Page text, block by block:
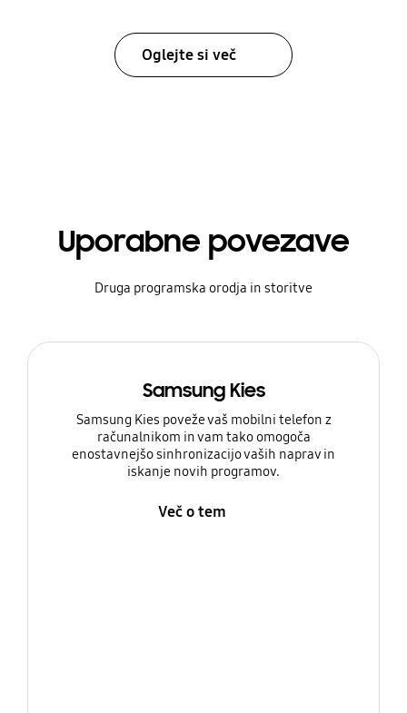
Oglejte si več
Uporabne povezave
Druga programska orodja in storitve
Samsung Kies
Samsung Kies poveže vaš mobilni telefon z
računalnikom in vam tako omogoča
enostavnejšo sinhronizacijo vaših naprav in
iskanje novih programov.
Več o tem